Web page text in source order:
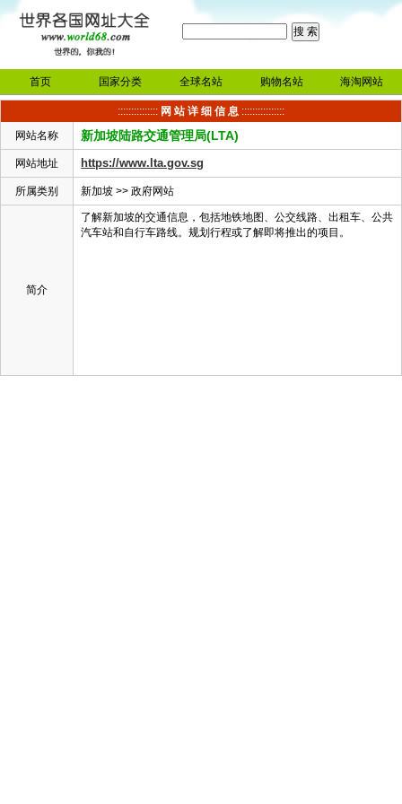
首页 国家分类 全球名站 购物名站 海淘网站
::::::::::::::: 网 站 详 细 信 息 ::::::::::::::::
网站名称
新加坡陆路交通管理局(LTA)
网站地址 https://www.lta.gov.sg
所属类别 新加坡 >>政府网站
简介
了解新加坡的交通信息，包括地铁地图、公交线路、出租车、公共
汽车站和自行车路线。规划行程或了解即将推出的项目。